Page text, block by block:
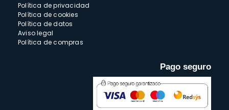
Política de privacidad
Política de cookies
Política de datos
Aviso legal
Política de compras
Pago seguro